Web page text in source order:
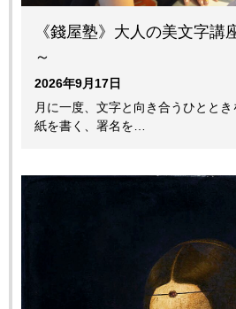
《錢屋塾》大人の美文字講
～
2026年9月17日
月に一度、文字と向き合うひとと
紙を書く、署名を…